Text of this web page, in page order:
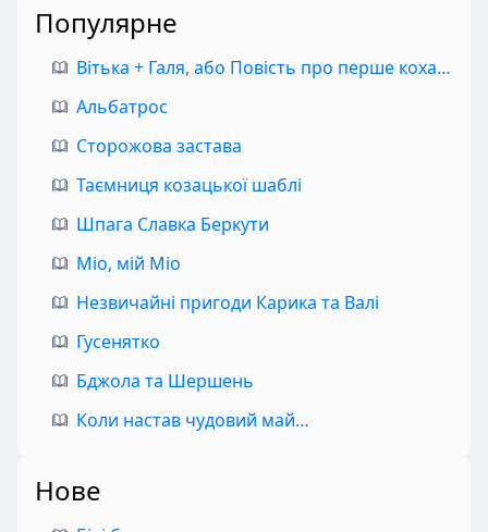
Популярне
Вітька + Галя, або Повість про перше кохання
Альбатрос
Сторожова застава
Таємниця козацької шаблі
Шпага Славка Беркути
Міо, мій Міо
Незвичайні пригоди Карика та Валі
Гусенятко
Бджола та Шершень
Коли настав чудовий май…
Нове